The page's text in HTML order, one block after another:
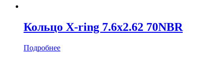
Кольцо X-ring 7.6х2.62 70NBR
Подробнее